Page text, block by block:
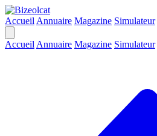
Accueil Annuaire Magazine Simulateur
Accueil Annuaire Magazine Simulateur